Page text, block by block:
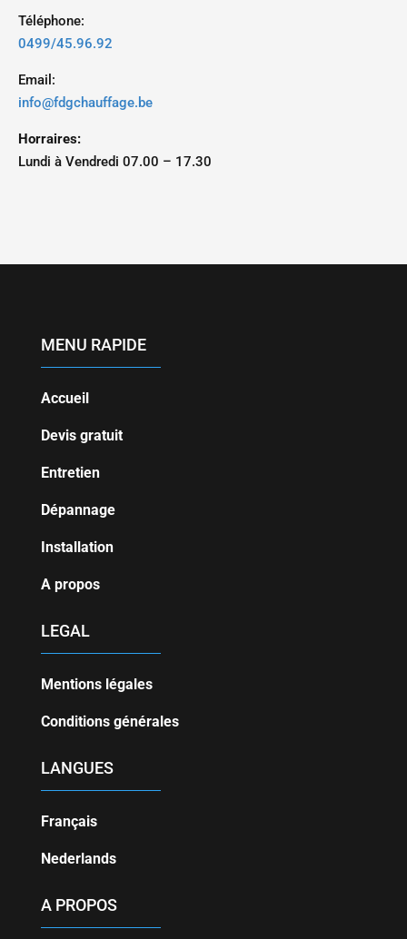
Téléphone:
0499/45.96.92
Email:
info@fdgchauffage.be
Horraires:
Lundi à Vendredi 07.00 – 17.30
MENU RAPIDE
Accueil
Devis gratuit
Entretien
Dépannage
Installation
A propos
LEGAL
Mentions légales
Conditions générales
LANGUES
Français
Nederlands
A PROPOS